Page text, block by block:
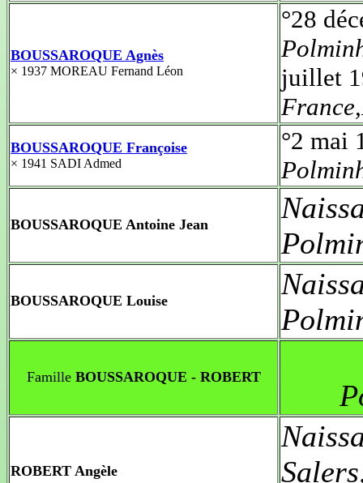
BOUSSAROQUE Agnès
× 1937 MOREAU Fernand Léon
°28
juillet
BOUSSAROQUE Françoise
× 1941 SADI Admed
°2 mai
BOUSSAROQUE Antoine Jean
BOUSSAROQUE Louise
FamilleBOUSSAROQUE - ROBERT
ROBERT Angèle